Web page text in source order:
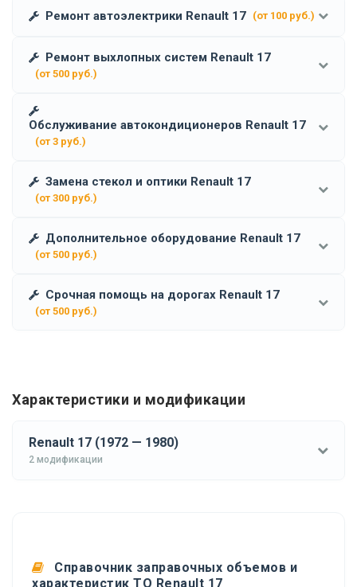
Ремонт автоэлектрики Renault 17 (от 100 руб.)
Ремонт выхлопных систем Renault 17
(от 500 руб.)
Обслуживание автокондиционеров Renault 17
(от 3 руб.)
Замена стекол и оптики Renault 17
(от 300 руб.)
Дополнительное оборудование Renault 17
(от 500 руб.)
Срочная помощь на дорогах Renault 17
(от 500 руб.)
Характеристики и модификации
Renault 17 (1972 — 1980)
2 модификации
Справочник заправочных объемов и
характеристик ТО Renault 17